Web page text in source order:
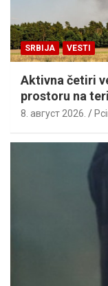
SRBIJA VESTI
Aktivna četiri
prostoru na
8. август 2026.